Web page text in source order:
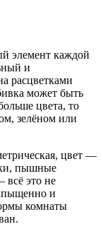
элемент каждой
и
расцветками
может быть
цвета, то
зелёном или
цвет —
пышные
всё это не
и
комнаты